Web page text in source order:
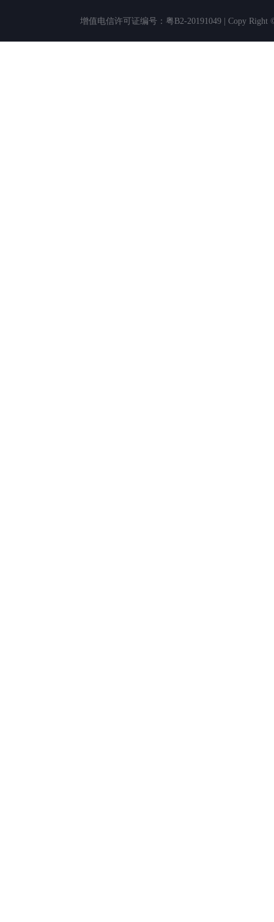
增值电信许可证编号：粤B2-20191049 | Copy